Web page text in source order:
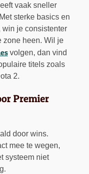
vaak sneller
sterke basics en
win je consistenter
zone heen. Wil je
volgen, dan vind
titels zoals
2.
Premier
door wins.
mee te wegen,
systeem niet